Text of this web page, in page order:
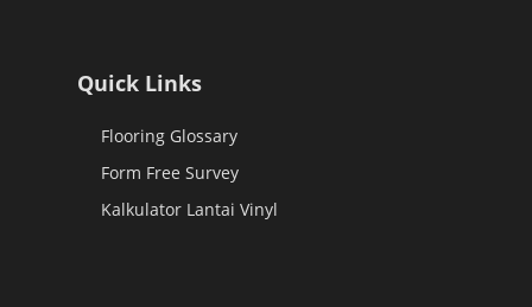
Quick Links
Flooring Glossary
Form Free Survey
Kalkulator Lantai Vinyl